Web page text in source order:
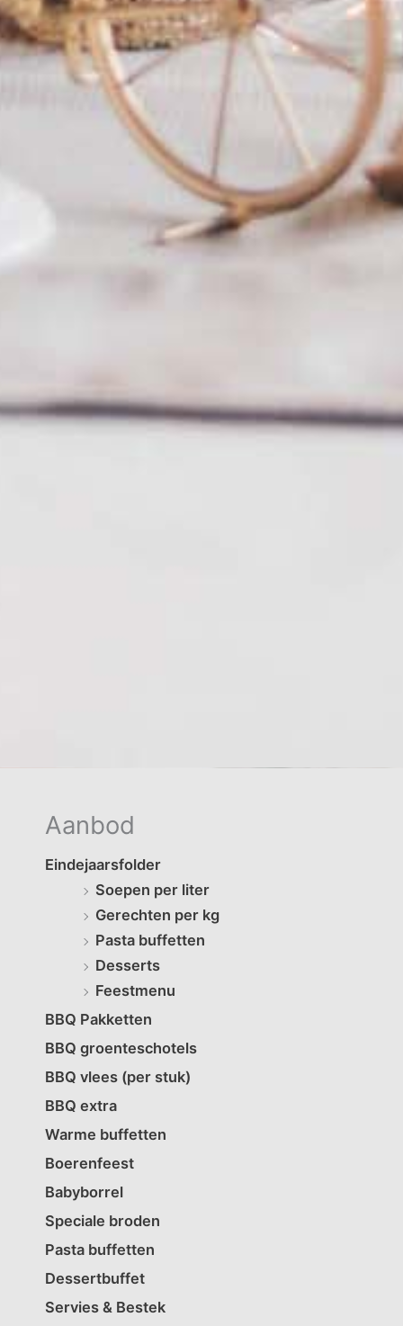
Aanbod
Eindejaarsfolder
Soepen per liter
Gerechten per kg
Pasta buffetten
Desserts
Feestmenu
BBQ Pakketten
BBQ groenteschotels
BBQ vlees (per stuk)
BBQ extra
Warme buffetten
Boerenfeest
Babyborrel
Speciale broden
Pasta buffetten
Dessertbuffet
Servies & Bestek